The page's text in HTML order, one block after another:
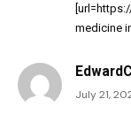
medicine
July 21,